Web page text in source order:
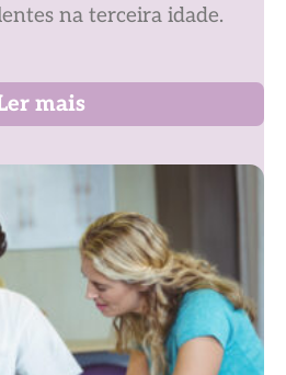
na terceira idade.
mais